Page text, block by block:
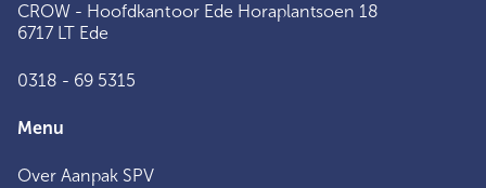
CROW - Hoofdkantoor Ede Horaplantsoen 18
6717 LT Ede
0318 - 69 5315
Menu
Over Aanpak SPV